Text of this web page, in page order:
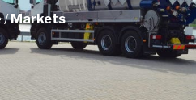
/Markets